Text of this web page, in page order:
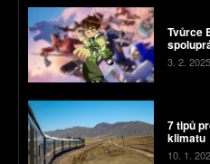
Tvůrce
3. 2. 2025
7 tipů
klimatu
10. 1.